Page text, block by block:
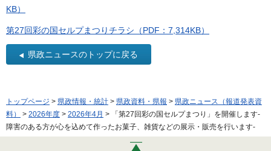
KB）
第27回彩の国セルプまつりチラシ（PDF：7,314KB）
県政ニュースのトップに戻る
トップページ > 県政情報・統計 > 県政資料・県報 > 県政ニュース（報道発表資
料）
> 2026年度 > 2026年4月 > 「第27回彩の国セルプまつり」を開催します-
障害のある方が心を込めて作ったお菓子、雑貨などの展示・販売を行います-